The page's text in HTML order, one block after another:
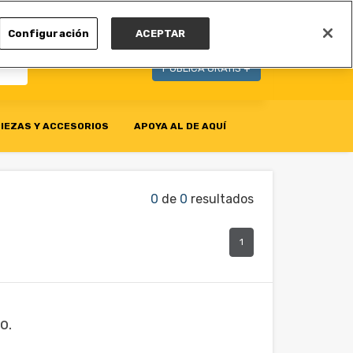
PUBLICA GRATIS +
Y ACCESORIOS APOYA AL DE AQUÍ
0 de 0 resultados
1
Configuración ACEPTAR